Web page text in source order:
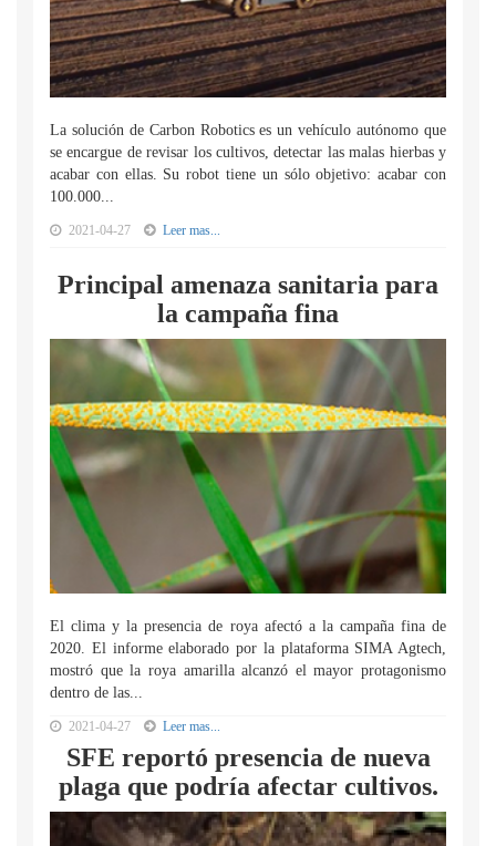
La solución de Carbon Robotics es un vehículo autónomo que
se encargue de revisar los cultivos, detectar las malas hierbas y
acabar con ellas. Su robot tiene un sólo objetivo: acabar con
100.000...
2021-04-27 Leer mas...
Principal amenaza sanitaria para
la campaña fina
El clima y la presencia de roya afectó a la campaña fina de
2020. El informe elaborado por la plataforma SIMA Agtech,
mostró que la roya amarilla alcanzó el mayor protagonismo
dentro de las...
2021-04-27 Leer mas...
SFE reportó presencia de nueva
plaga que podría afectar cultivos.